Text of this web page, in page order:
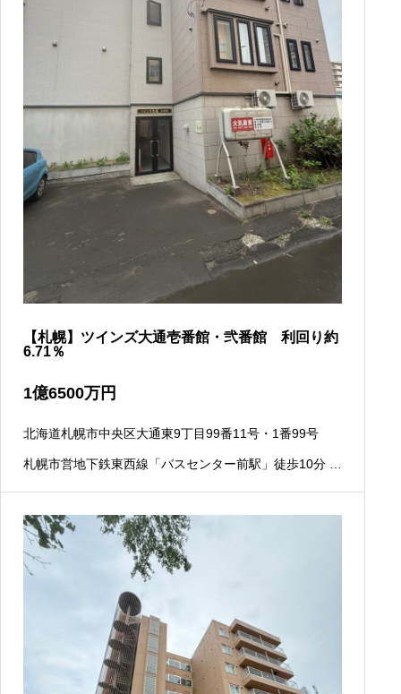
【札幌】ツインズ⼤通壱番館・弐番館 利回り約
6.71％
1億6500万円
北海道札幌市中央区大通東9丁目99番11号・1番99号
札幌市営地下鉄東西線「バスセンター前駅」徒歩10分 J